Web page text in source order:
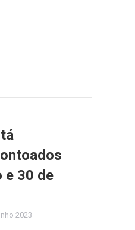
e 30 de
2023